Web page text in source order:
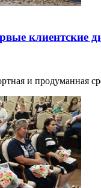
клиентские
и продуманная